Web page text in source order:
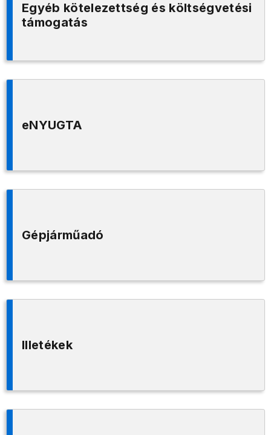
Egyéb kötelezettség és költségvetési
támogatás
eNYUGTA
Gépjárműadó
Illetékek